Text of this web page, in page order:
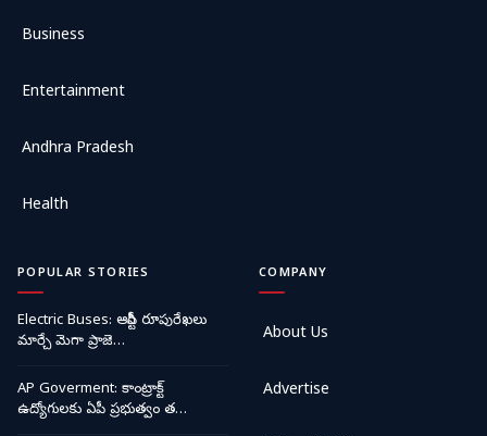
Business
Entertainment
Andhra Pradesh
Health
POPULAR STORIES
Electric Buses: ఆర్టీసీ రూపురేఖలు
మార్చే మెగా ప్రాజె…
AP Goverment: కాంట్రాక్ట్
ఉద్యోగులకు ఏపీ ప్రభుత్వం త…
COMPANY
About Us
Advertise